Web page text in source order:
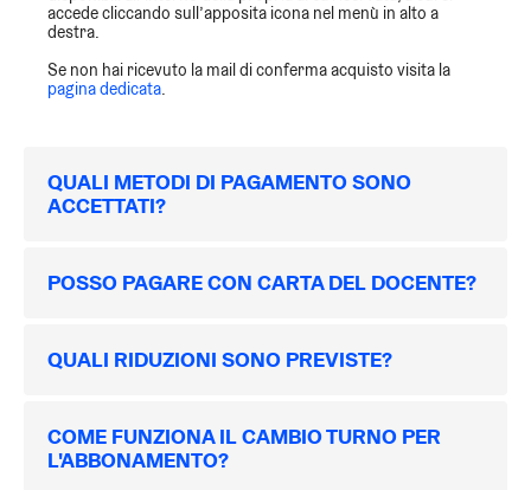
accede cliccando sull’apposita icona nel menù in alto a
destra.
Se non hai ricevuto la mail di conferma acquisto visita la
pagina dedicata.
QUALI METODI DI PAGAMENTO SONO
ACCETTATI?
POSSO PAGARE CON CARTA DEL DOCENTE?
QUALI RIDUZIONI SONO PREVISTE?
COME FUNZIONA IL CAMBIO TURNO PER
L'ABBONAMENTO?